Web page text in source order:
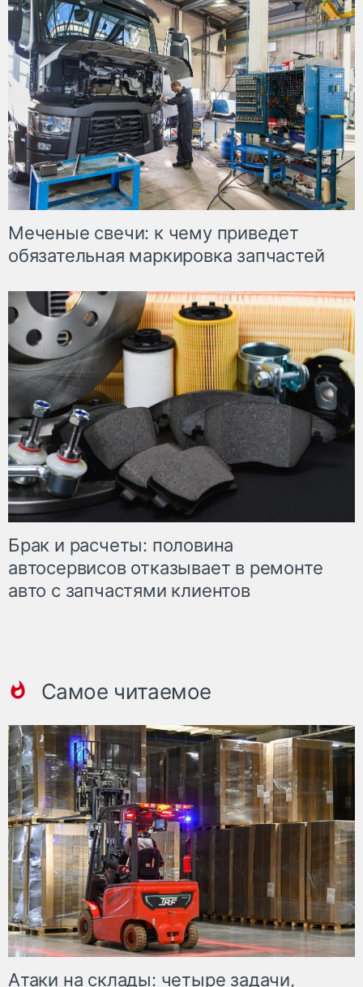
Меченые свечи: к чему приведет
обязательная маркировка запчастей
Брак и расчеты: половина
автосервисов отказывает в ремонте
авто с запчастями клиентов
Самое читаемое
Атаки на склады: четыре задачи,